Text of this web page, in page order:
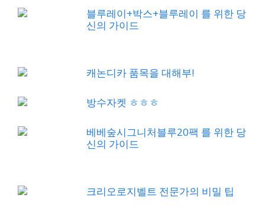
블루레이+박스+블루레이 를 위한 당
신의 가이드
캐논디카 품목을 대해부!
방수자켓 ㅎㅎㅎ
베베숲시그니처블루20팩 를 위한 당
신의 가이드
크리오로지벨트 전문가의 비밀 팁